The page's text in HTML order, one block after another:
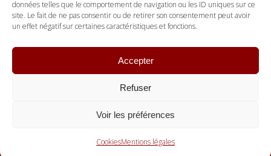
données telles que le comportement de navigation ou les ID uniques sur ce
site. Le fait de ne pas consentir ou de retirer son consentement peut avoir
un effet négatif sur certaines caractéristiques et fonctions.
Accepter
Refuser
Voir les préférences
CookiesMentions légales
© Copyright Ecole Georges Gusdorf 2017